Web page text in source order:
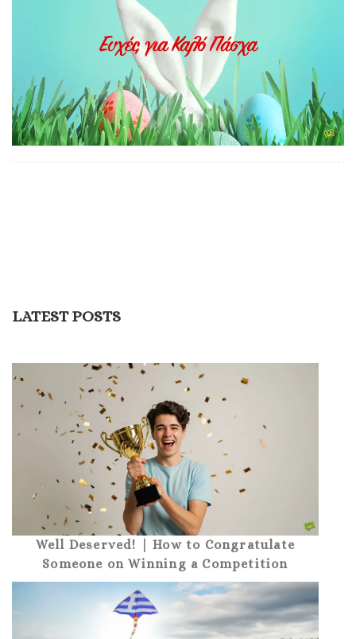
LATEST POSTS
Well Deserved! | How to Congratulate
Someone on Winning a Competition